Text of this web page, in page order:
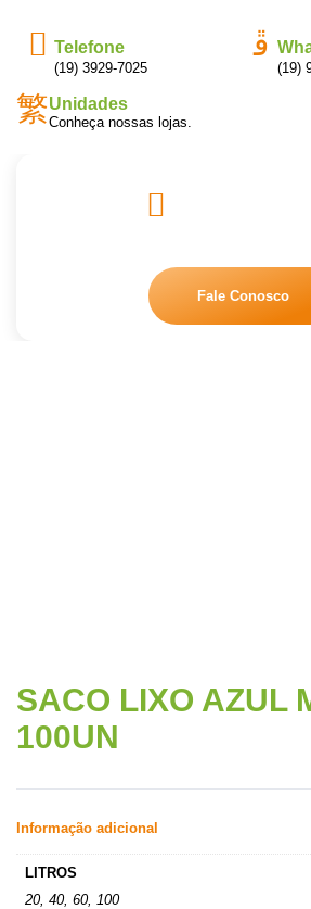
Telefone
(19) 3929-7025 (19)
Unidades
Conheça nossas lojas.
Fale Conosco
SACO LIXO AZUL
100UN
Informação adicional
LITROS
20, 40, 60, 100